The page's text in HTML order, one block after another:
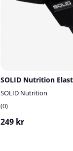
SOLID Nutrition
0
249 kr